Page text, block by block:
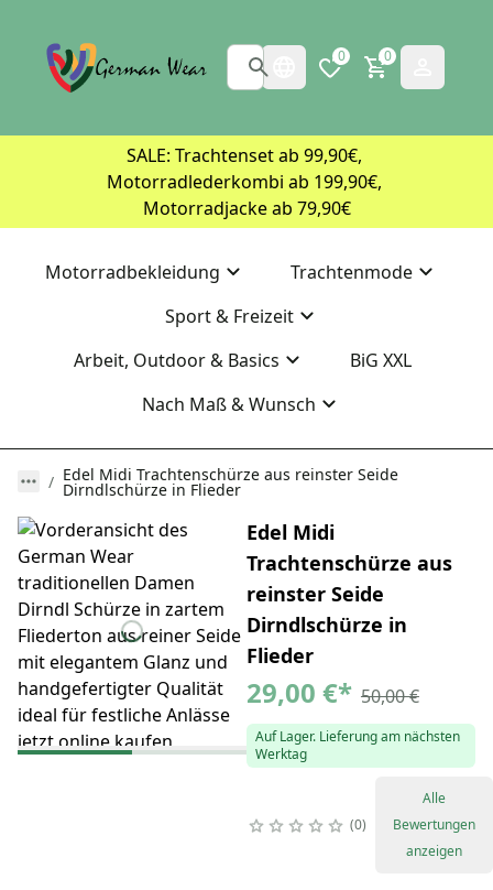
0 0
SALE: Trachtenset ab 99,90€,
Motorradlederkombi ab 199,90€,
Motorradjacke ab 79,90€
Motorradbekleidung
Trachtenmode
Sport & Freizeit
Arbeit, Outdoor & Basics
BiG XXL
Nach Maß & Wunsch
Edel Midi Trachtenschürze aus reinster Seide
Dirndlschürze in Flieder
Edel Midi
Trachtenschürze aus
reinster Seide
Dirndlschürze in
Flieder
29,00 €* 50,00 €
Auf Lager. Lieferung am nächsten
Werktag
0
Alle
Bewertungen
anzeigen